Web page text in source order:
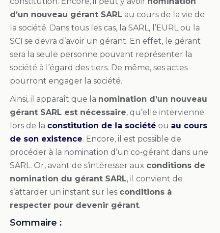
d’un nouveau gérant SARL au cours de la vie de
la société. Dans tous les cas, la SARL, l’EURL ou la
SCI se devra d’avoir un gérant. En effet, le gérant
sera la seule personne pouvant représenter la
société à l’égard des tiers. De même, ses actes
pourront engager la société.
Ainsi, il apparaît que la nomination d’un nouveau
gérant SARL est nécessaire, qu’elle intervienne
lors de la constitution de la société ou au cours
de son existence. Encore, il est possible de
procéder à la nomination d’un co-gérant dans une
SARL. Or, avant de s’intéresser aux conditions de
nomination du gérant SARL, il convient de
s’attarder un instant sur les conditions à
respecter pour devenir gérant.
Sommaire :